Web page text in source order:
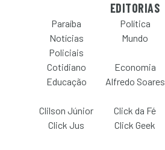
EDITORIAS
Paraíba Política
Notícias
Policiais
Mundo
Cotidiano Economia
Educação
Alfredo Soares
Clilson Júnior
Click da Fé
Click Jus
Click Geek